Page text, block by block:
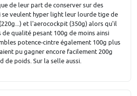
de leur part de conserver sur des
se veulent hyper light leur lourde tige de
et l'aerocockpit (350g) alors qu'il
de qualité pesant 100g de moins ainsi
potence-cintre également 100g plus
pu gagner encore facilement 200g
de poids. Sur la selle aussi.